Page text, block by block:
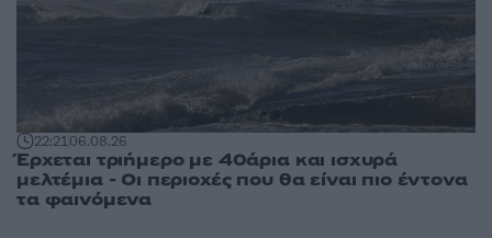
22:2106.08.26
Έρχεται τριήμερο με 40άρια και ισχυρά
μελτέμια - Οι περιοχές που θα είναι πιο έντονα
τα φαινόμενα